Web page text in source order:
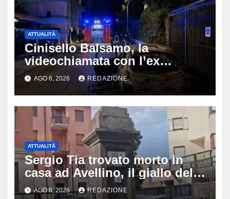
ATTUALITÀ
Cinisello Balsamo, la
videochiamata con l’ex
fidanzata e il dramma: 35enne
lotta tra la vita e la morte
AGO 6, 2026 REDAZIONE
ATTUALITÀ
Sergio Tia trovato morto in
casa ad Avellino, il giallo della
porta socchiusa: disposta
AGO 6, 2026 REDAZIONE